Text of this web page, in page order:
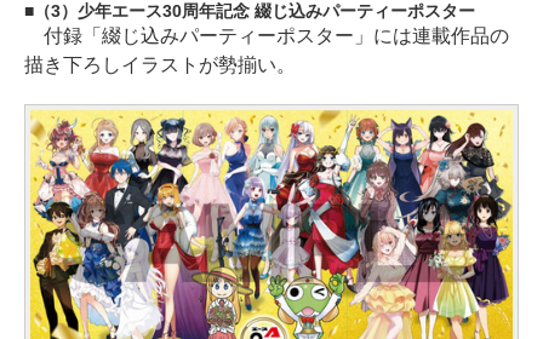
（3）少年エース30周年記念 綴じ込みパーティーポスター
付録「綴じ込みパーティーポスター」には連載作品の
描き下ろしイラストが勢揃い。